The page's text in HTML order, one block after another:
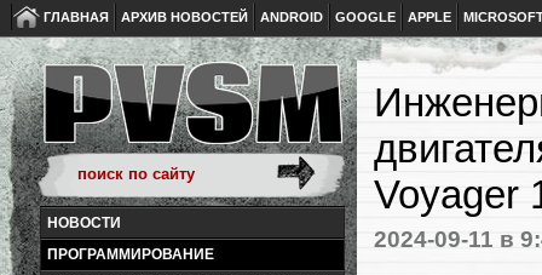
ГЛАВНАЯ АРХИВ НОВОСТЕЙ ANDROID GOOGLE APPLE
НОВОСТИ
ПРОГРАММИРОВАНИЕ
Voyager
2024-09-11 в